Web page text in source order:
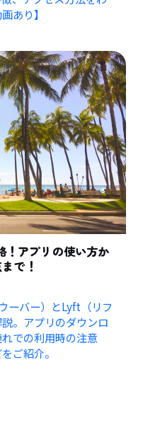
あり】
アプリの使い方か
で！
ーバー）とLyft（リフ
。アプリのダウンロ
での利用時の注意
ご紹介。